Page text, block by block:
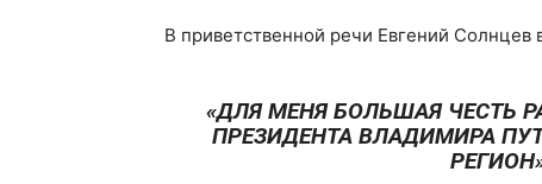
В приветственной речи Евгений Солнцев
«ДЛЯ МЕНЯ БОЛЬШАЯ ЧЕСТЬ
ПРЕЗИДЕНТА ВЛАДИМИРА